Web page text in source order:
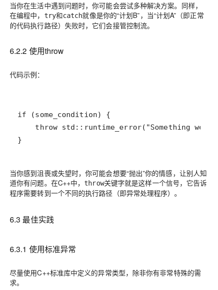
当你在生活中遇到问题时，你可能会尝试多种解决方案。同样，
在编程中，
try和catch就像是你的“计划B”，当“计划A”（即正常
的代码执行路径）失败时，它们会接管控制流。
6.2.2 使用throw
代码示例：
}
当你感到沮喪或失望时，你可能会想要“抛出”你的情感，让别人知
道你有问题。在C++中，throw关键字就是这样一个信号，它告诉
程序需要转到一个不同的执行路径（即异常处理程序）。
6.3 最佳实践
6.3.1 使用标准异常
尽量使用C++标准库中定义的异常类型，除非你有非常特殊的需
求。